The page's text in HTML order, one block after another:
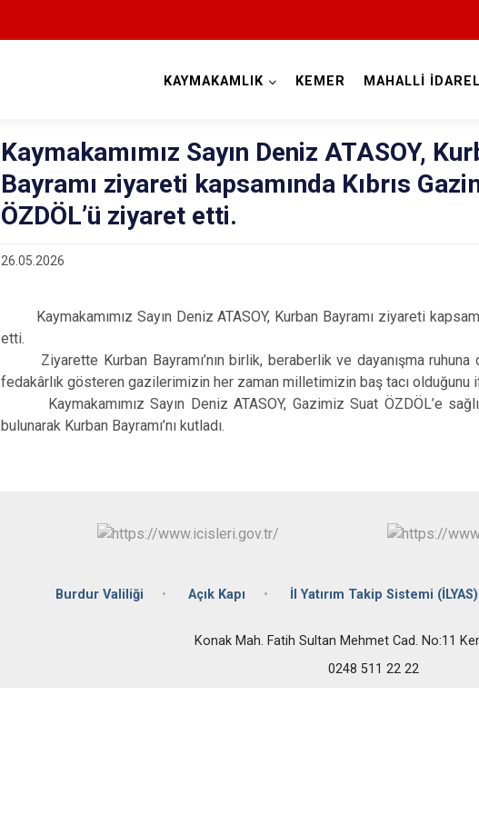
KAYMAKAMLIK KEMER MAHALLİ
Kaymakamımız Sayın Deniz ATASOY,
Bayramı ziyareti kapsamında Kıbrıs
ÖZDÖL’ü ziyaret etti.
26.05.2026
Kaymakamımız Sayın Deniz ATASOY, Kurban Bayramı ziyareti
etti.
Ziyarette Kurban Bayramı’nın birlik, beraberlik ve dayanışma ruhuna
fedakârlık gösteren gazilerimizin her zaman milletimizin baş tacı olduğunu
Kaymakamımız Sayın Deniz ATASOY, Gazimiz Suat ÖZDÖL’e
bulunarak Kurban Bayramı’nı kutladı.
Burdur Valiliği Açık Kapı İl Yatırım Takip Sistemi (İLYAS)
Konak Mah. Fatih Sultan Mehmet Cad. No:11
0248 511 22 22